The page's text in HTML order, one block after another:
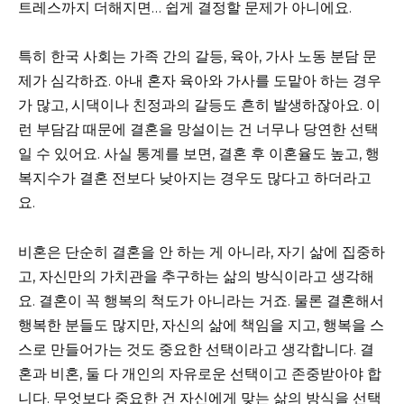
트레스까지 더해지면… 쉽게 결정할 문제가 아니에요.
특히 한국 사회는 가족 간의 갈등, 육아, 가사 노동 분담 문
제가 심각하죠. 아내 혼자 육아와 가사를 도맡아 하는 경우
가 많고, 시댁이나 친정과의 갈등도 흔히 발생하잖아요. 이
런 부담감 때문에 결혼을 망설이는 건 너무나 당연한 선택
일 수 있어요. 사실 통계를 보면, 결혼 후 이혼율도 높고, 행
복지수가 결혼 전보다 낮아지는 경우도 많다고 하더라고
요.
비혼은 단순히 결혼을 안 하는 게 아니라, 자기 삶에 집중하
고, 자신만의 가치관을 추구하는 삶의 방식이라고 생각해
요. 결혼이 꼭 행복의 척도가 아니라는 거죠. 물론 결혼해서
행복한 분들도 많지만, 자신의 삶에 책임을 지고, 행복을 스
스로 만들어가는 것도 중요한 선택이라고 생각합니다. 결
혼과 비혼, 둘 다 개인의 자유로운 선택이고 존중받아야 합
니다. 무엇보다 중요한 건 자신에게 맞는 삶의 방식을 선택